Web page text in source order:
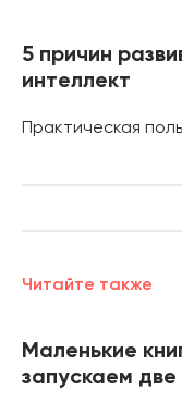
5 причин
интеллект
Практическая
Читайте также
Маленькие
запускаем